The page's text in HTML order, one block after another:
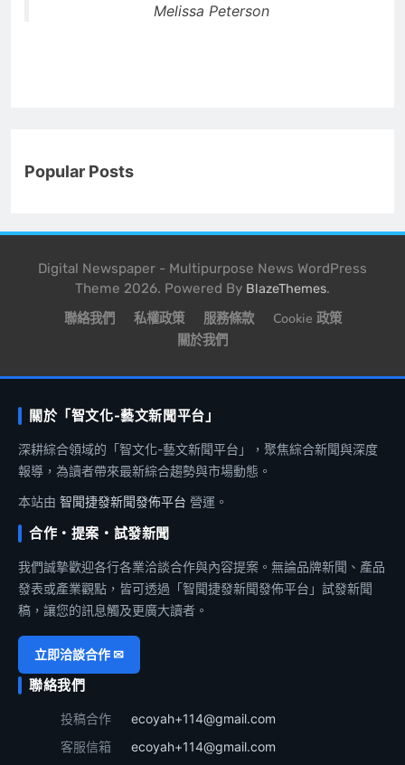
Melissa Peterson
Popular Posts
Digital Newspaper - Multipurpose News WordPress
Theme 2026. Powered By BlazeThemes.
聯絡我們 私權政策 服務條款
Cookie 政策
關於我們
關於「智文化-藝文新聞平台」
深耕綜合領域的「智文化-藝文新聞平台」，聚焦綜合新聞與深度
報導，為讀者帶來最新綜合趨勢與市場動態。
本站由 智聞捷發新聞發佈平台 營運。
合作・提案・試發新聞
我們誠摯歡迎各行各業洽談合作與內容提案。無論品牌新聞、產品
發表或產業觀點，皆可透過「智聞捷發新聞發佈平台」試發新聞
稿，讓您的訊息觸及更廣大讀者。
立即洽談合作 ✉
聯絡我們
投稿合作
ecoyah+114@gmail.com
客服信箱
ecoyah+114@gmail.com